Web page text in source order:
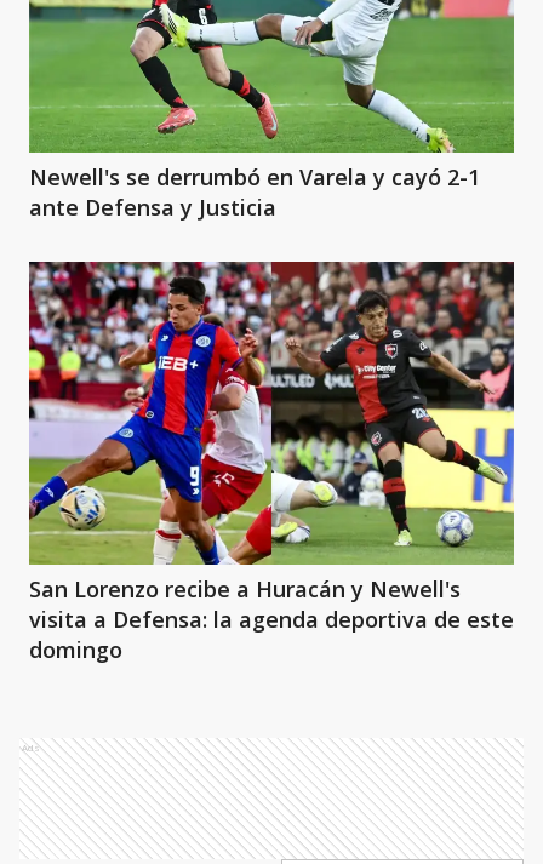
Newell's se derrumbó en Varela y cayó 2-1
ante Defensa y Justicia
San Lorenzo recibe a Huracán y Newell's
visita a Defensa: la agenda deportiva de este
domingo
Ads